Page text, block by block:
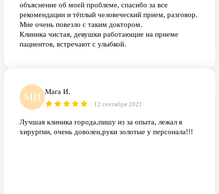
объяснение об моей проблеме, спасибо за все
рекомендации и тёплый человеческий прием, разговор.
Мне очень повезло с таким доктором.
Клиника чистая, девушки работающие на приеме
пациентов, встречают с улыбкой.
МИ Мага И.
12 сентября 2021
Лучшая клиника города,пишу из за опыта, лежал в
хирургии, очень доволен,руки золотые у персонала!!!